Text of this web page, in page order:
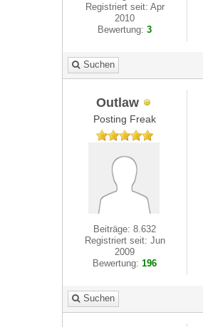
Registriert seit: Apr
2010
Bewertung:3
Suchen
Outlaw
Posting Freak
Beiträge: 8.632
Registriert seit: Jun
2009
Bewertung:196
Suchen